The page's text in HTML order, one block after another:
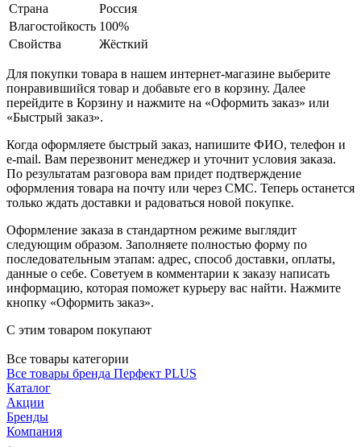
Страна
Россия
Влагостойкость 100%
Свойства
Жёсткий
Для покупки товара в нашем интернет-магазине выберите
понравившийся товар и добавьте его в корзину. Далее
перейдите в Корзину и нажмите на «Оформить заказ» или
«Быстрый заказ».
Когда оформляете быстрый заказ, напишите ФИО, телефон и
e-mail. Вам перезвонит менеджер и уточнит условия заказа.
По результатам разговора вам придет подтверждение
оформления товара на почту или через СМС. Теперь останется
только ждать доставки и радоваться новой покупке.
Оформление заказа в стандартном режиме выглядит
следующим образом. Заполняете полностью форму по
последовательным этапам: адрес, способ доставки, оплаты,
данные о себе. Советуем в комментарии к заказу написать
информацию, которая поможет курьеру вас найти. Нажмите
кнопку «Оформить заказ».
С этим товаром покупают
Все товары категории
Все товары бренда Перфект PLUS
Каталог
Акции
Бренды
Компания